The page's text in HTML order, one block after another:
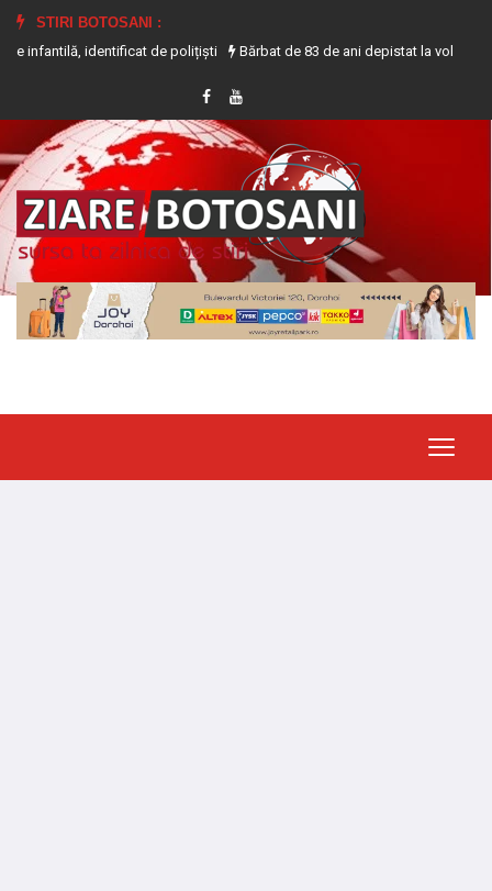
STIRI BOTOSANI :
identificat de polițiști
Bărbat de 83 de ani depistat la volanul unui tractor